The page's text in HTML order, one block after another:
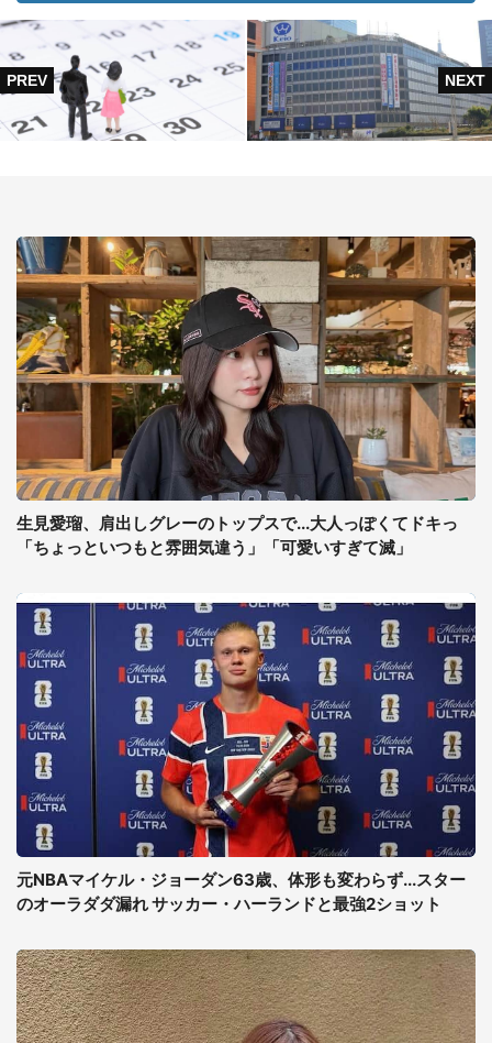
生見愛瑠、肩出しグレーのトップスで...大人っぽくてドキっ
「ちょっといつもと雰囲気違う」「可愛いすぎて滅」
元NBAマイケル・ジョーダン63歳、体形も変わらず...スター
のオーラダダ漏れ サッカー・ハーランドと最強2ショット